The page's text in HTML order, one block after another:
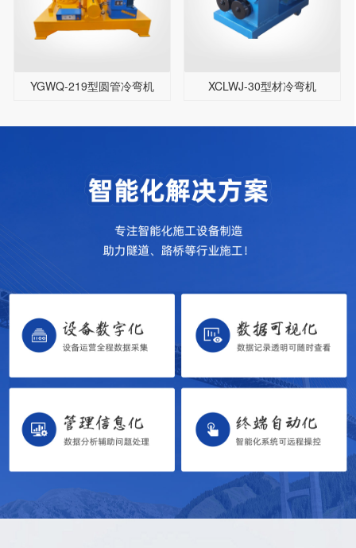
YGWQ-219型圆管冷弯机 XCLWJ-30型材冷弯机